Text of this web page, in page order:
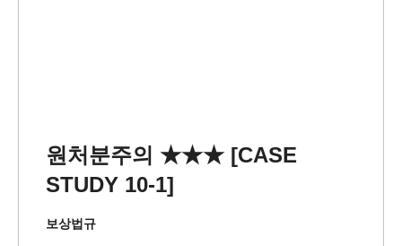
원처분주의 ★★★ [CASE
STUDY 10-1]
보상법규